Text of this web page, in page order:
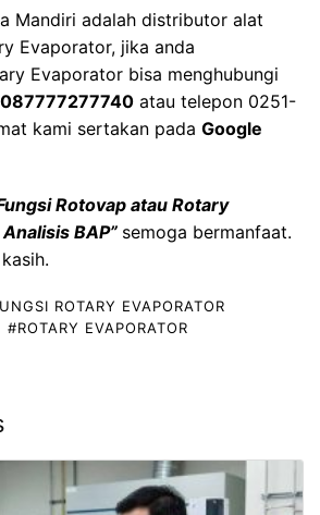
Mandiri adalah distributor alat
Evaporator, jika anda
Evaporator bisa menghubungi
087777277740 atau telepon 0251-
kami sertakan pada Google
Rotovap atau Rotary
BAP” semoga bermanfaat.
ROTARY EVAPORATOR
#ROTARY EVAPORATOR